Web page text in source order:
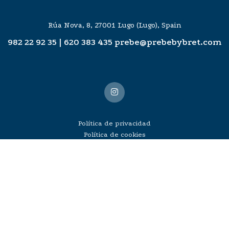
Rúa Nova, 8, 27001 Lugo (Lugo), Spain
982 22 92 35 | 620 383 435 prebe@prebebybret.com
Política de privacidad
Política de cookies